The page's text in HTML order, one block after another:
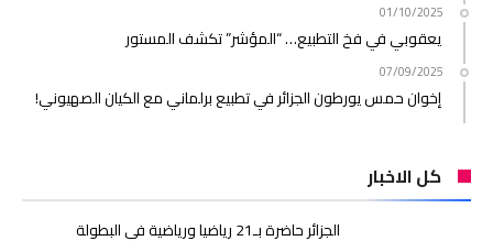
01/10/2025
يعقوبي في فخ التطبيع… “المؤشر” تكشف المستور
07/09/2025
إخوان حمس يورطون الجزائر في تطبيع برلماني مع الكيان الصهيوني!
كل الاخبار
الجزائر حاضرة بـ21 رياضيا ورياضية في البطولة